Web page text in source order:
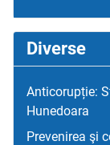
Diverse
Anticorupție:
Hunedoara
Prevenirea şi